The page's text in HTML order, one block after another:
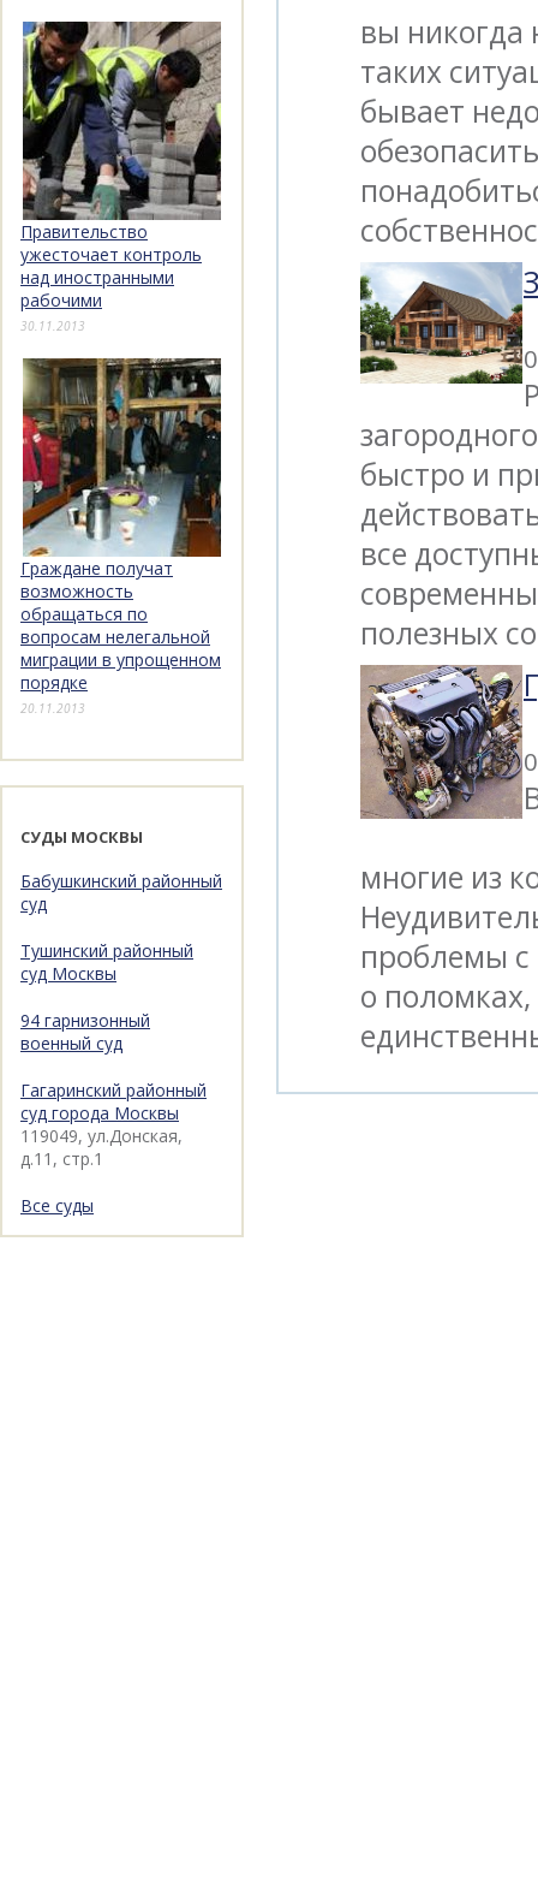
вы никогда
таких
бывает
быстро и
все
полезных
многие из
проблемы с
о
Правительство
ужесточает контроль
над иностранными
рабочими
30.11.2013
Граждане получат
возможность
обращаться по
вопросам нелегальной
миграции в упрощенном
порядке
20.11.2013
СУДЫ МОСКВЫ
Бабушкинский районный
суд
Тушинский районный
суд Москвы
94 гарнизонный
военный суд
Гагаринский районный
суд города Москвы
119049, ул.Донская,
д.11, стр.1
Все суды